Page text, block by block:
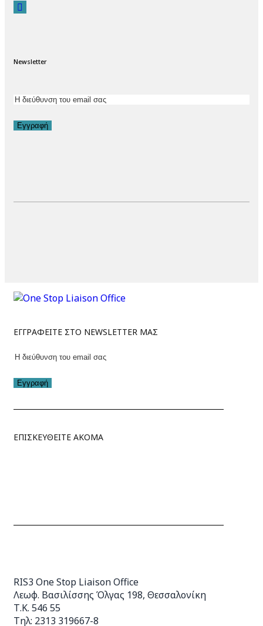
Newsletter
Εγγραφή
ΕΓΓΡΑΦΕΙΤΕ ΣΤΟ NEWSLETTER ΜΑΣ
Εγγραφή
ΕΠΙΣΚΕΥΘΕΙΤΕ ΑΚΟΜΑ
RIS3 One Stop Liaison Office
Λεωφ. Βασιλίσσης Όλγας 198, Θεσσαλονίκη
Τ.Κ. 546 55
Τηλ: 2313 319667-8